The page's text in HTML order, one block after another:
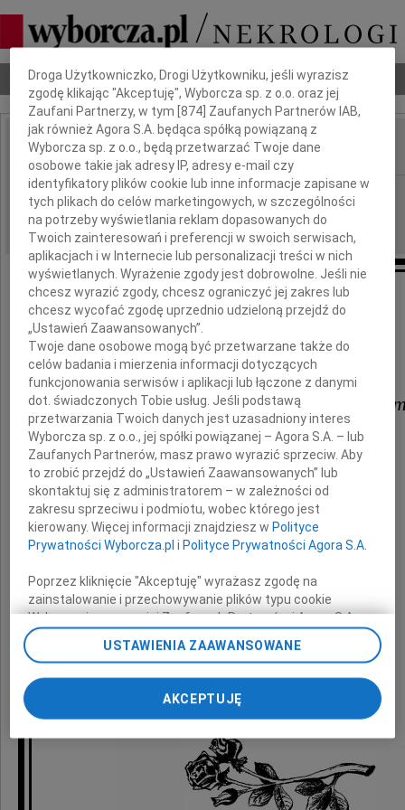
Nekrologi Odeszli Poradnik pogrzebowy
IMIĘ I NAZWISKO:
REGION: Częstochowa
DATA EMISJI: 11.01.2014
Wyrazy głębokiego współczucia
Panu
dr. Bronisławowi
z powodu śmierci
Mamy
składają
Ewa, Michalina, Jadwiga i Andrzej
Dbamy o Twoją prywatność
Droga Użytkowniczko, Drogi Użytkowniku, jeśli wyrazisz
zgodę klikając "Akceptuję", Wyborcza sp. z o.o. oraz jej
Zaufani Partnerzy, w tym [874] Zaufanych Partnerów IAB,
jak również Agora S.A. będąca spółką powiązaną z
Wyborcza sp. z o.o., będą przetwarzać Twoje dane
osobowe takie jak adresy IP, adresy e-mail czy
identyfikatory plików cookie lub inne informacje zapisane w
tych plikach do celów marketingowych, w szczególności
na potrzeby wyświetlania reklam dopasowanych do
Twoich zainteresowań i preferencji w swoich serwisach,
aplikacjach i w Internecie lub personalizacji treści w nich
wyświetlanych. Wyrażenie zgody jest dobrowolne. Jeśli nie
chcesz wyrazić zgody, chcesz ograniczyć jej zakres lub
chcesz wycofać zgodę uprzednio udzieloną przejdź do
„Ustawień Zaawansowanych”.
Twoje dane osobowe mogą być przetwarzane także do
celów badania i mierzenia informacji dotyczących
funkcjonowania serwisów i aplikacji lub łączone z danymi
dot. świadczonych Tobie usług. Jeśli podstawą
przetwarzania Twoich danych jest uzasadniony interes
Wyborcza sp. z o.o., jej spółki powiązanej – Agora S.A. – lub
Zaufanych Partnerów, masz prawo wyrazić sprzeciw. Aby
to zrobić przejdź do „Ustawień Zaawansowanych” lub
skontaktuj się z administratorem – w zależności od
zakresu sprzeciwu i podmiotu, wobec którego jest
kierowany. Więcej informacji znajdziesz wPolityce
Prywatności Wyborcza.pl iPolityce Prywatności Agora S.A.
Poprzez kliknięcie "Akceptuję" wyrażasz zgodę na
zainstalowanie i przechowywanie plików typu cookie
Wyborczej sp. z o. o. jej Zaufanych Partnerów i Agora S.A.
na Twoim urządzeniu końcowym. Możesz też w każdej
chwili zmienić swoje preferencje dot. plików cookie,
preferencjami dot. przetwarzania danych poprzez
odnośnik „Ustawienia prywatności” w stopce serwisu i
Zmiana ustawień plików cookie możliwa jest także za
pomocą ustawień przeglądarki.
My, nasi Zaufani Partnerzy i Agora S.A. możemy
USTAWIENIA ZAAWANSOWANE
AKCEPTUJĘ